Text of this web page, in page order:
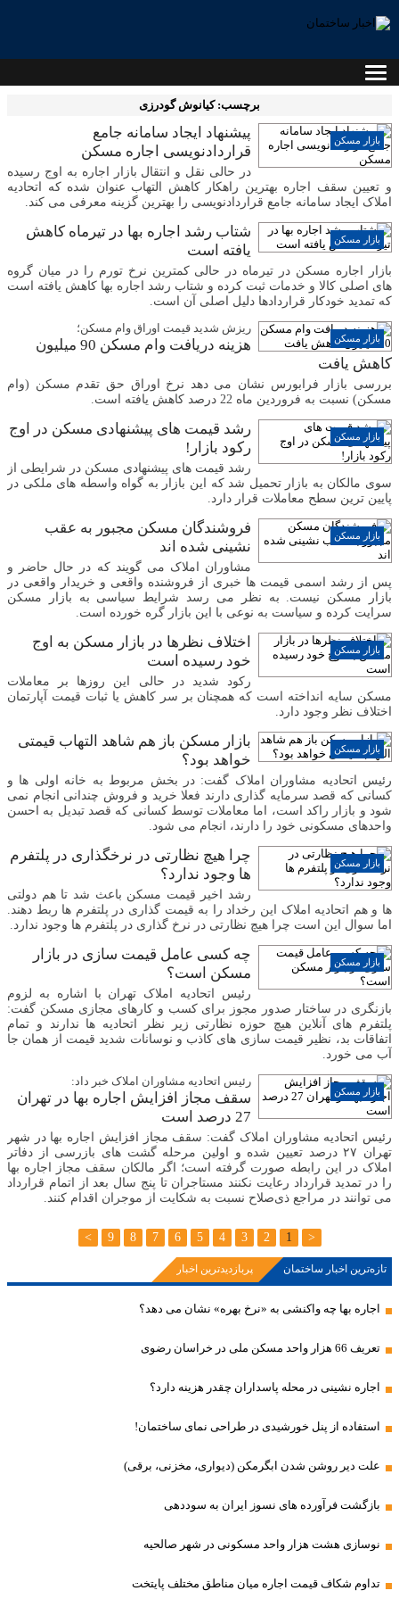
برچسب: کیانوش گودرزی
بازار مسکن
پیشنهاد ایجاد سامانه جامع
قراردادنویسی اجاره مسکن
در حالی نقل و انتقال بازار اجاره به اوج رسیده
و تعیین سقف اجاره بهترین راهکار کاهش التهاب عنوان شده که اتحادیه
املاک ایجاد سامانه جامع قراردادنویسی را بهترین گزینه معرفی می کند.
بازار مسکن
شتاب رشد اجاره بها در تیرماه کاهش
یافته است
بازار اجاره مسکن در تیرماه در حالی کمترین نرخ تورم را در میان گروه
های اصلی کالا و خدمات ثبت کرده و شتاب رشد اجاره بها کاهش یافته است
که تمدید خودکار قراردادها دلیل اصلی آن است.
بازار مسکن
ریزش شدید قیمت اوراق وام مسکن؛
هزینه دریافت وام مسکن 90 میلیون
کاهش یافت
بررسی بازار فرابورس نشان می دهد نرخ اوراق حق تقدم مسکن (وام
مسکن) نسبت به فروردین ماه 22 درصد کاهش یافته است.
بازار مسکن
رشد قیمت های پیشنهادی مسکن در اوج
رکود بازار!
رشد قیمت های پیشنهادی مسکن در شرایطی از
سوی مالکان به بازار تحمیل شد که این بازار به گواه واسطه های ملکی در
پایین ترین سطح معاملات قرار دارد.
بازار مسکن
فروشندگان مسکن مجبور به عقب
نشینی شده اند
مشاوران املاک می گویند که در حال حاضر و
پس از رشد اسمی قیمت ها خبری از فروشنده واقعی و خریدار واقعی در
بازار مسکن نیست. به نظر می رسد شرایط سیاسی به بازار مسکن
سرایت کرده و سیاست به نوعی با این بازار گره خورده است.
بازار مسکن
اختلاف نظرها در بازار مسکن به اوج
خود رسیده است
رکود شدید در حالی این روزها بر معاملات
مسکن سایه انداخته است که همچنان بر سر کاهش یا ثبات قیمت آپارتمان
اختلاف نظر وجود دارد.
بازار مسکن
بازار مسکن باز هم شاهد التهاب قیمتی
خواهد بود؟
رئیس اتحادیه مشاوران املاک گفت: در بخش مربوط به خانه اولی ها و
کسانی که قصد سرمایه گذاری دارند فعلا خرید و فروش چندانی انجام نمی
شود و بازار راکد است، اما معاملات توسط کسانی که قصد تبدیل به احسن
واحدهای مسکونی خود را دارند، انجام می شود.
بازار مسکن
چرا هیچ نظارتی در نرخگذاری در پلتفرم
ها وجود ندارد؟
رشد اخیر قیمت مسکن باعث شد تا هم دولتی
ها و هم اتحادیه املاک این رخداد را به قیمت گذاری در پلتفرم ها ربط دهند.
اما سوال این است چرا هیچ نظارتی در نرخ گذاری در پلتفرم ها وجود ندارد.
بازار مسکن
چه کسی عامل قیمت سازی در بازار
مسکن است؟
رئیس اتحادیه املاک تهران با اشاره به لزوم
بازنگری در ساختار صدور مجوز برای کسب و کار‌های مجازی مسکن گفت:
پلتفرم های آنلاین هیچ حوزه نظارتی زیر نظر اتحادیه ها ندارند و تمام
اتفاقات بد، نظیر قیمت سازی های کاذب و نوسانات شدید قیمت از همان جا
آب می خورد.
بازار مسکن
رئیس اتحادیه مشاوران املاک خبر داد:
سقف مجاز افزایش اجاره بها در تهران
27 درصد است
رئیس اتحادیه مشاوران املاک گفت: سقف مجاز افزایش اجاره بها در شهر
تهران ۲۷ درصد تعیین شده و اولین مرحله گشت های بازرسی از دفاتر
املاک در این رابطه صورت گرفته است؛ اگر مالکان سقف مجاز اجاره بها
را در تمدید قرارداد رعایت نکنند مستاجران تا پنج سال بعد از اتمام قرارداد
می توانند در مراجع ذی‌صلاح نسبت به شکایت از موجران اقدام کنند.
<
1
2
3
4
5
6
7
8
9
>
تازه‌ترین اخبار ساختمان پربازدیدترین اخبار
اجاره بها چه واکنشی به «نرخ بهره» نشان می دهد؟
تعریف 66 هزار واحد مسکن ملی در خراسان رضوی
اجاره نشینی در محله پاسداران چقدر هزینه دارد؟
استفاده از پنل خورشیدی در طراحی نمای ساختمان!
علت دیر روشن شدن ابگرمکن (دیواری، مخزنی، برقی)
بازگشت فرآورده های نسوز ایران به سوددهی
نوسازی هشت هزار واحد مسکونی در شهر صالحیه
تداوم شکاف قیمت اجاره میان مناطق مختلف پایتخت